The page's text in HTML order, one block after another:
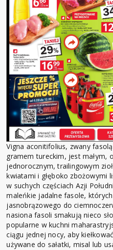
Vigna aconitifolius, zwany
gramem tureckim, jest małym,
jednorocznym, trailingowym
kwiatami i głęboko zbożowymi
w suchych częściach Azji
maleńkie jadalne fasole,
jasnobrązowego do
nasiona fasoli smakują nieco
popularne w kuchni
ciągu jednej nocy, aby
używane do sałatki, misal lub